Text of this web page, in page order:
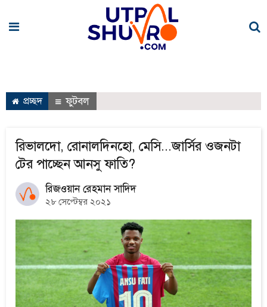
প্রচ্ছদ ফুটবল
রিভালদো, রোনালদিনহো, মেসি...জার্সির ওজনটা
টের পাচ্ছেন আনসু ফাতি?
রিজওয়ান রেহমান সাদিদ
২৮ সেপ্টেম্বর ২০২১